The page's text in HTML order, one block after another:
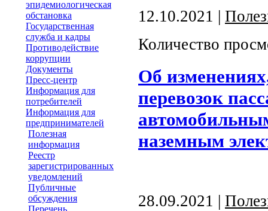
эпидемиологическая
обстановка
Государственная
служба и кадры
Противодействие
коррупции
Документы
Пресс-центр
Информация для
потребителей
Информация для
предпринимателей
Полезная
информация
Реестр
зарегистрированных
уведомлений
Публичные
обсуждения
Перечень
12.10.2021 |
Количество
Об
перевозок
наземным
28.09.2021 |